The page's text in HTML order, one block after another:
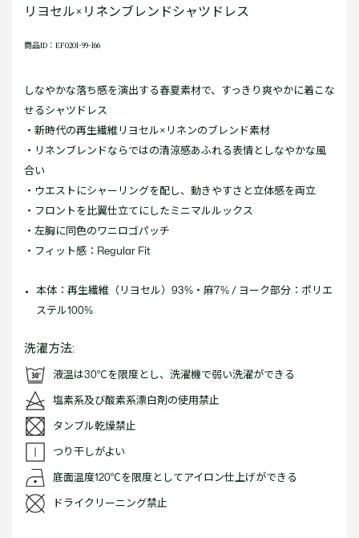
リヨセル×リネンブレンドシャツドレス
商品ID：EF0201-99-166
しなやかな落ち感を演出する春夏素材で、すっきり爽やかに着こな
せるシャツドレス
・新時代の再生繊維リヨセル×リネンのブレンド素材
・リネンブレンドならではの清涼感あふれる表情としなやかな風
合い
・ウエストにシャーリングを配し、動きやすさと立体感を両立
・フロントを比翼仕立てにしたミニマルルックス
・左胸に同色のワニロゴパッチ
・フィット感：Regular Fit
本体：再生繊維（リヨセル）93%・麻7% / ヨーク部分：ポリエ
ステル100%
洗濯方法:
液温は30℃を限度とし、洗濯機で弱い洗濯ができる
塩素系及び酸素系漂白剤の使用禁止
タンブル乾燥禁止
つり干しがよい
底面温度120℃を限度としてアイロン仕上げができる
ドライクリーニング禁止